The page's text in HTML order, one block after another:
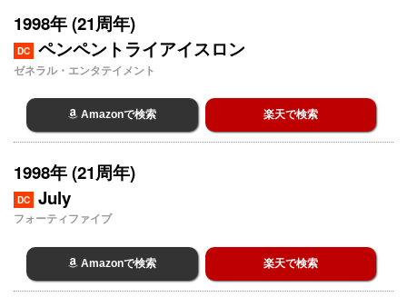
1998年 (21周年)
DC ペンペントライアイスロン
ゼネラル・エンタテイメント
Amazonで検索 楽天で検索
1998年 (21周年)
DC July
フォーティファイブ
Amazonで検索 楽天で検索